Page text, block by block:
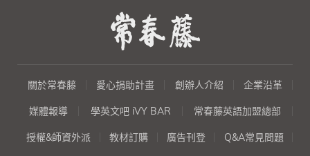
零障礙，臨場實戰頂呱呱！ * 英
翻中，中譯英，文法寫作真功
夫，聽說讀寫樣樣行！
關於常春藤 愛心捐助計畫 創辦人介紹 企業沿革
媒體報導 學英文吧 iVY BAR 常春藤英語加盟總部
授權&師資外派 教材訂購 廣告刊登 Q&A常見問題